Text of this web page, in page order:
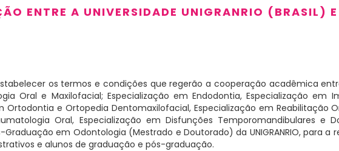
ENTRE A UNIVERSIDADE UNIGRANRIO (BRASIL)
os termos e condições que regerão a cooperação acadêmica
Oral e Maxilofacial; Especialização em Endodontia, Especialização em
Ortodontia e Ortopedia Dentomaxilofacial, Especialização em Reabilitação
Oral, Especialização em Disfunções Temporomandibulares e
Graduação em Odontologia (Mestrado e Doutorado) da UNIGRANRIO, para
e alunos de graduação e pós-graduação.